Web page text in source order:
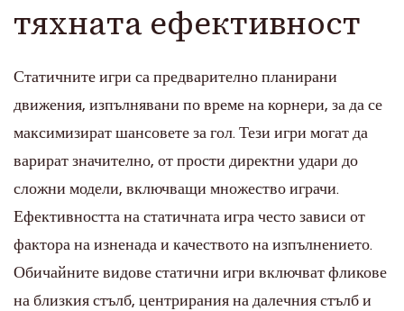
тяхната ефективност
Статичните игри са предварително планирани
движения, изпълнявани по време на корнери, за да се
максимизират шансовете за гол. Тези игри могат да
варират значително, от прости директни удари до
сложни модели, включващи множество играчи.
Ефективността на статичната игра често зависи от
фактора на изненада и качеството на изпълнението.
Обичайните видове статични игри включват фликове
на близкия стълб, центрирания на далечния стълб и